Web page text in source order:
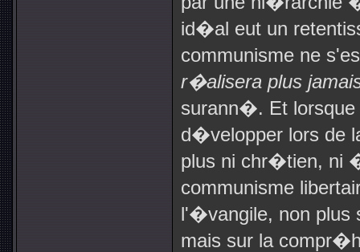
id�al eut un
communisme ne
r�alisera plus
surann�. Et
d�velopper lors de
plus ni chr�tien, ni
communisme
l'�vangile, non plus
mais sur la